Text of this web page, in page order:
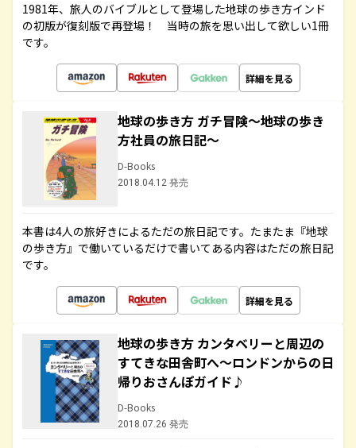
1981年、旅人のバイブルとして登場した地球の歩き方インド
の初版が復刻版で再登場！ 当時の旅を思い出して欲しい1冊
です。
詳細を見る
地球の歩き方 ガチ冒険～地球の歩き
方社員の旅日記～
D-Books
2018.04.12 発売
本書は4人の旅好きによるただの旅日記です。たまたま『地球
の歩き方』で働いているだけで書いてある内容はただの旅日記
です。
詳細を見る
地球の歩き方 カンタベリーと周辺の
すてきな田舎町へ～ロンドンからの日
帰りおさんぽガイド♪
D-Books
2018.07.26 発売